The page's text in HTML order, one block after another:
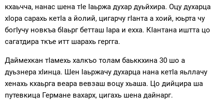
кхаьчча, нанас шена тIе Iаьржа духар дуьйхира. Оцу духарца
хIора сарахь кетIа а йолий, цигарчу гIанта а хоий, юьрта чу
богIучу новкъа бIаьрг бетташ Iара и ехха. КIантана иштта цо
сагатдира ткъе итт шарахь гергга.
Даймехкан тIамехь халкъо толам баьккхина 30 шо а
дуьзнера хIинца. Шен Iаьржачу духарца нана кетIа яьллачу
хенахь кхаьрга веара вевзаш воцу хьаша. Цо дийцира ша
путевкица Германе вахарх, цигахь шена дайнарг.